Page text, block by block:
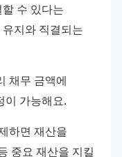
수 있다는
지와 직결되는
채무 금액에
이 가능해요.
하면 재산을
중요 재산을 지킬